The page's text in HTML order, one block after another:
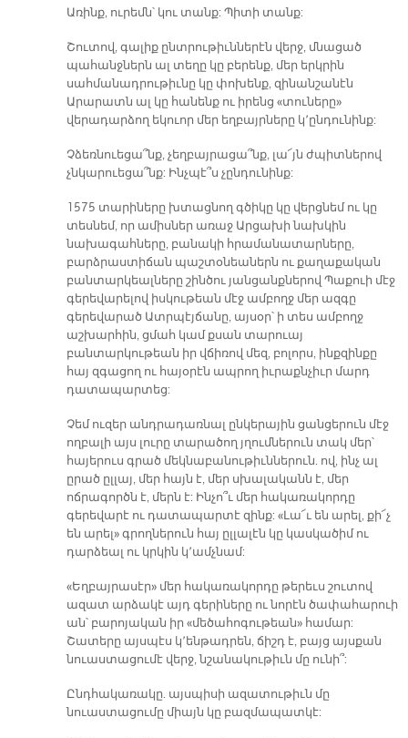
Առինք, ուրեմն՝ կու տանք: Պիտի տանք:
Շուտով, գալիք ընտրութիւններէն վերջ, մնացած
պահանջներն ալ տեղը կը բերենք, մեր երկրին
սահմանադրութիւնը կը փոխենք, զինանշանէն
Արարատն ալ կը հանենք ու իրենց «տուները»
վերադարձող եկուոր մեր եղբայրները կ՚ընդունինք:
Չձեռնուեցա՞նք, չեղբայրացա՞նք, լա՜յն ժպիտներով
չնկարուեցա՞նք: Ինչպէ՞ս չընդունինք:
1575 տարիները խտացնող գծիկը կը վերցնեմ ու կը
տեսնեմ, որ ամիսներ առաջ Արցախի նախկին
նախագահները, բանակի հրամանատարները,
բարձրաստիճան պաշտօնեաներն ու քաղաքական
բանտարկեալները շինծու յանցանքներով Պաքուի մէջ
գերեվարելով իսկութեան մէջ ամբողջ մեր ազգը
գերեվարած Ատրպէյճանը, այսօր՝ ի տես ամբողջ
աշխարհին, ցմահ կամ քսան տարուայ
բանտարկութեան իր վճիռով մեզ, բոլորս, ինքզինքը
հայ զգացող ու հայօրէն ապրող իւրաքնչիւր մարդ
դատապարտեց:
Չեմ ուզեր անդրադառնալ ընկերային ցանցերուն մէջ
ողբալի այս լուրը տարածող յղումներուն տակ մեր՝
հայերուս գրած մեկնաբանութիւններուն. ով, ինչ ալ
ըրած ըլլայ, մեր հայն է, մեր սխալականն է, մեր
ոճրագործն է, մերն է: Ինչո՞ւ մեր հակառակորդը
գերեվարէ ու դատապարտէ զինք: «Լա՜ւ են արել, քի՜չ
են արել» գրողներուն հայ ըլլալէն կը կասկածիմ ու
դարձեալ ու կրկին կ՚ամչնամ:
«Եղբայրասէր» մեր հակառակորդը թերեւս շուտով
ազատ արձակէ այդ գերիները ու նորէն ծափահարուի
ան՝ բարոյական իր «մեծահոգութեան» համար:
Շատերը այսպէս կ՚ենթադրեն, ճիշդ է, բայց այսքան
նուաստացումէ վերջ, նշանակութիւն մը ունի՞:
Ընդհակառակը. այսպիսի ազատութիւն մը
նուաստացումը միայն կը բազմապատկէ: